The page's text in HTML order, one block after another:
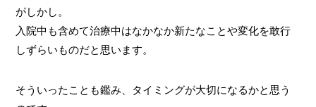
がしかし。
入院中も含めて治療中はなかなか新たなことや変化を敢行
しずらいものだと思います。
そういったことも鑑み、タイミングが大切になるかと思う